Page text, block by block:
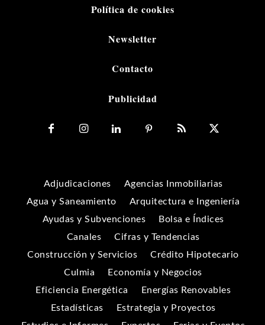
Política de cookies
Newsletter
Contacto
Publicidad
Adjudicaciones
Agencias Inmobiliarias
Agua y Saneamiento
Arquitectura e Ingeniería
Ayudas y Subvenciones
Bolsa e Índices
Canales
Cifras y Tendencias
Construcción y Servicios
Crédito Hipotecario
Culmia
Economía y Negocios
Eficiencia Energética
Energías Renovables
Estadísticas
Estrategia y Proyectos